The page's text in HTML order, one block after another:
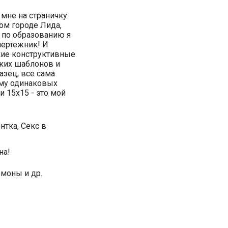
на страничку.
городе Лида,
образованию я
И
конструктивные
шаблонов и
все сама
одинаковых
15х15 - это мой
Секс в
и др.